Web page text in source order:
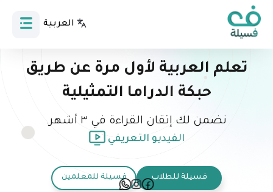
العربية
تعلم العربية لأول مرة عن طريق
حبكة الدراما التمثيلية
نضمن لك إتقان القراءة في ٣ أشهر.
الفيديو التعريفي
فسيلة للطلاب فسيلة للمعلمين